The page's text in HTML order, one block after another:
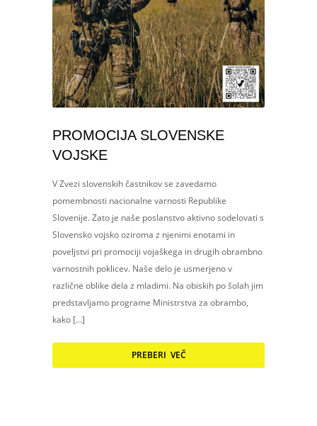
PROMOCIJA SLOVENSKE
VOJSKE
V Zvezi slovenskih častnikov se zavedamo
pomembnosti nacionalne varnosti Republike
Slovenije. Zato je naše poslanstvo aktivno sodelovati s
Slovensko vojsko oziroma z njenimi enotami in
poveljstvi pri promociji vojaškega in drugih obrambno
varnostnih poklicev. Naše delo je usmerjeno v
različne oblike dela z mladimi. Na obiskih po šolah jim
predstavljamo programe Ministrstva za obrambo,
kako […]
PREBERI VEČ